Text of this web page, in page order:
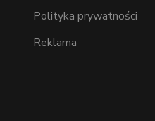
Polityka prywatności
Reklama